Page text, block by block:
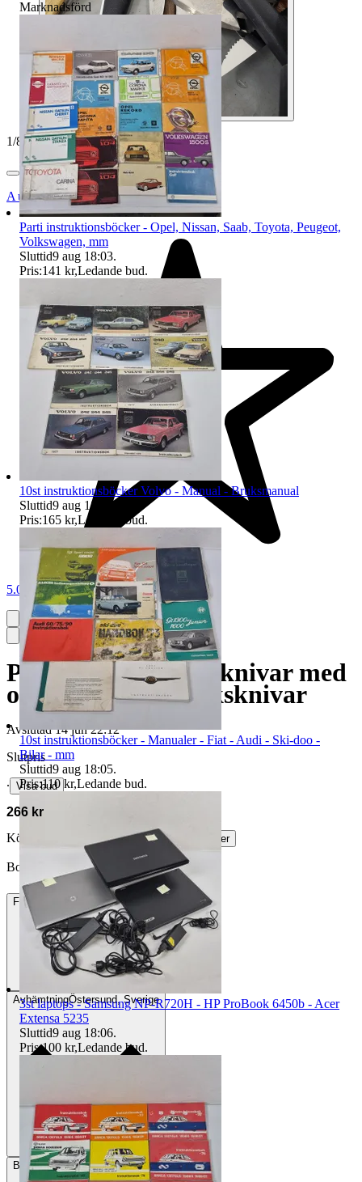
1/8
Auktionsbyra
5.0
Parti div blandade knivar med
olika märken - Köksknivar
Avslutad 14 jun 22:12
Slutpris
∙ Visa bud
266 kr
Köparskydd är valfritt hos företag.
Läs mer
Botilda55 vann auktionen
Frakt 195 kr DSV
AvhämtningÖstersund, Sverige
BetalningVia Tradera
Marknadsförd
Parti instruktionsböcker - Opel, Nissan, Saab, Toyota, Peugeot,
Volkswagen, mm
Sluttid9 aug 18:03.
Pris:141 kr,Ledande bud.
10st instruktionsböcker Volvo - Manual - Bruksmanual
Sluttid9 aug 18:04 .
Pris:165 kr,Ledande bud.
10st instruktionsböcker - Manualer - Fiat - Audi - Ski-doo -
Bilar - mm
Sluttid9 aug 18:05.
Pris:110 kr,Ledande bud.
3st laptops - Samsung NP-R720H - HP ProBook 6450b - Acer
Extensa 5235
Sluttid9 aug 18:06.
Pris:100 kr,Ledande bud.